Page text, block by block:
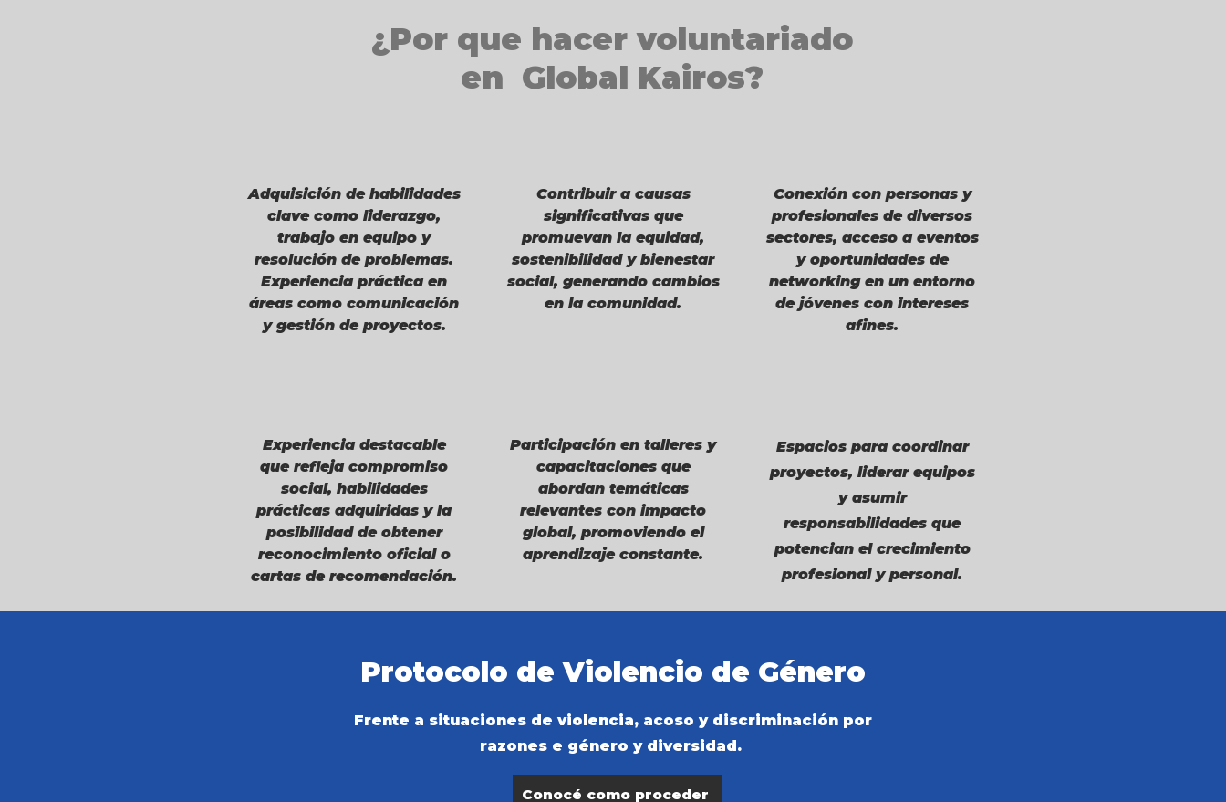
¿Por que hacer voluntariado
en Global Kairos?
Adquisición de habilidades
clave como liderazgo,
trabajo en equipo y
resolución de problemas.
Experiencia práctica en
áreas como comunicación
y gestión de proyectos.
Experiencia destacable
que refleja compromiso
social, habilidades
prácticas adquiridas y la
posibilidad de obtener
reconocimiento oficial o
cartas de recomendación.
Contribuir a causas
significativas que
promuevan la equidad,
sostenibilidad y bienestar
social, generando cambios
en la comunidad.
Participación en talleres y
capacitaciones que
abordan temáticas
relevantes con impacto
global, promoviendo el
aprendizaje constante.
Conexión con personas y
profesionales de diversos
sectores, acceso a eventos
y oportunidades de
networking en un entorno
de jóvenes con intereses
afines.
Espacios para coordinar
proyectos, liderar equipos
y asumir
responsabilidades que
potencian el crecimiento
profesional y personal.
Protocolo de Violencio de Género
Frente a situaciones de violencia, acoso y discriminación por
razones e género y diversidad.
Conocé como proceder